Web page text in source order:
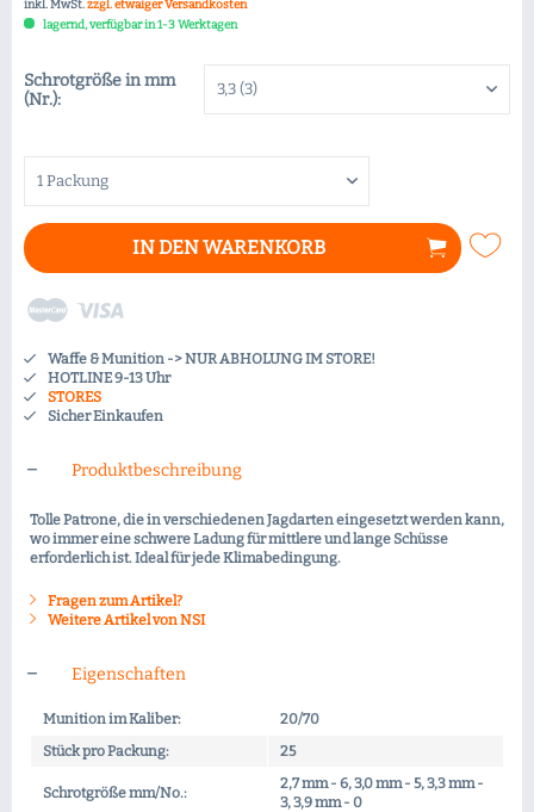
inkl. MwSt.zzgl. etwaiger Versandkosten
lagernd, verfügbar in 1-3 Werktagen
Schrotgröße in mm
(Nr.):
IN DENWARENKORB
Waffe & Munition -> NUR ABHOLUNG IM STORE!
HOTLINE 9-13 Uhr
STORES
Sicher Einkaufen
Produktbeschreibung
Tolle Patrone, die in verschiedenen Jagdarten eingesetzt werden kann,
wo immer eine schwere Ladung für mittlere und lange Schüsse
erforderlich ist. Ideal für jede Klimabedingung.
Fragen zum Artikel?
Weitere Artikel von NSI
Eigenschaften
Munition im Kaliber:
20/70
Stück pro Packung:
25
Schrotgröße mm/No.:
2,7 mm - 6, 3,0 mm - 5, 3,3 mm -
3, 3,9 mm - 0